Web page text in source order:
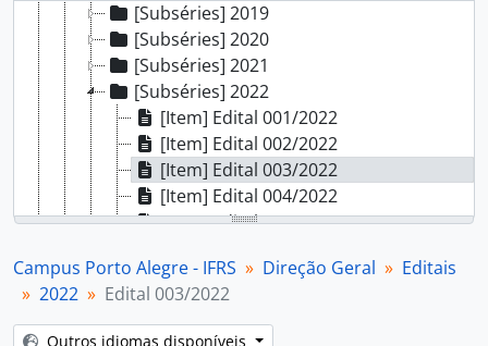
[Subséries] 2019
[Subséries] 2020
[Subséries] 2021
[Subséries] 2022
[Item] Edital 001/2022
[Item] Edital 002/2022
[Item] Edital 003/2022
[Item] Edital 004/2022
[Item] Edital 005/2022
[Item] Edital 007/2022
[Item] Edital 008/2022
[Item] Edital 011/2022
Campus Porto Alegre - IFRS Direção Geral
Editais
2022
Edital 003/2022
Outros idiomas disponíveis